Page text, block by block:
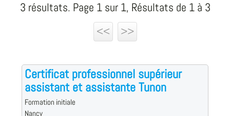
3 résultats. Page 1 sur 1, Résultats de 1 à 3
<<
>>
Certificat professionnel supérieur
assistant et assistante Tunon
Formation initiale
Nancy